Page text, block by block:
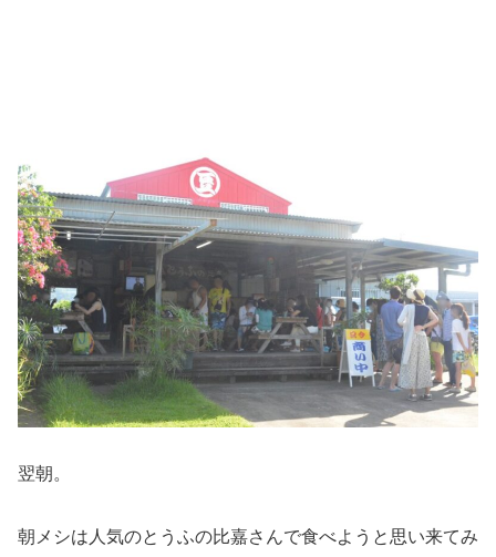
翌朝。
朝メシは人気のとうふの比嘉さんで食べようと思い来てみ